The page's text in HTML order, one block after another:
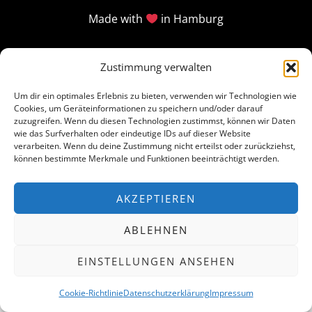
Zustimmung verwalten
Um dir ein optimales Erlebnis zu bieten, verwenden wir Technologien wie
Cookies, um Geräteinformationen zu speichern und/oder darauf
zuzugreifen. Wenn du diesen Technologien zustimmst, können wir Daten
wie das Surfverhalten oder eindeutige IDs auf dieser Website
verarbeiten. Wenn du deine Zustimmung nicht erteilst oder zurückziehst,
können bestimmte Merkmale und Funktionen beeinträchtigt werden.
AKZEPTIEREN
ABLEHNEN
EINSTELLUNGEN ANSEHEN
Cookie-RichtlinieDatenschutzerklärungImpressum
Made with in Hamburg